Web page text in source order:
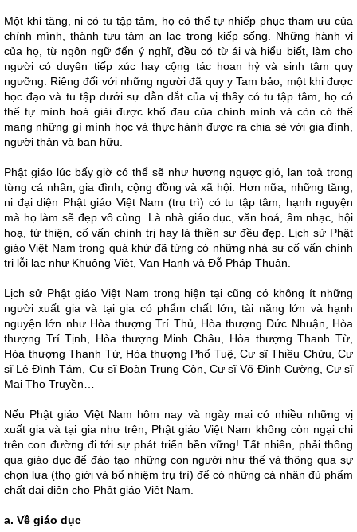
Một khi tăng, ni có tu tập tâm, họ có thể tự nhiếp phục tham ưu của
chính mình, thành tựu tâm an lạc trong kiếp sống. Những hành vi
của họ, từ ngôn ngữ đến ý nghĩ, đều có từ ái và hiểu biết, làm cho
người có duyên tiếp xúc hay cộng tác hoan hỷ và sinh tâm quy
ngưỡng. Riêng đối với những người đã quy y Tam bảo, một khi được
học đạo và tu tập dưới sự dẫn dắt của vị thầy có tu tập tâm, họ có
thể tự mình hoá giải được khổ đau của chính mình và còn có thể
mang những gì mình học và thực hành được ra chia sẻ với gia đình,
người thân và bạn hữu.
Phật giáo lúc bấy giờ có thể sẽ như hương ngược gió, lan toả trong
từng cá nhân, gia đình, cộng đồng và xã hội. Hơn nữa, những tăng,
ni đại diện Phật giáo Việt Nam (trụ trì) có tu tập tâm, hạnh nguyện
mà họ làm sẽ đẹp vô cùng. Là nhà giáo dục, văn hoá, âm nhạc, hội
hoạ, từ thiện, cố vấn chính trị hay là thiền sư đều đẹp. Lịch sử Phật
giáo Việt Nam trong quá khứ đã từng có những nhà sư cố vấn chính
trị lỗi lạc như Khuông Việt, Vạn Hạnh và Đỗ Pháp Thuận.
Lịch sử Phật giáo Việt Nam trong hiện tại cũng có không ít những
người xuất gia và tại gia có phẩm chất lớn, tài năng lớn và hạnh
nguyện lớn như Hòa thượng Trí Thủ, Hòa thượng Đức Nhuận, Hòa
thượng Trí Tịnh, Hòa thượng Minh Châu, Hòa thượng Thanh Từ,
Hòa thượng Thanh Tứ, Hòa thượng Phổ Tuệ, Cư sĩ Thiều Chửu, Cư
sĩ Lê Đình Tám, Cư sĩ Đoàn Trung Còn, Cư sĩ Võ Đình Cường, Cư sĩ
Mai Thọ Truyền…
Nếu Phật giáo Việt Nam hôm nay và ngày mai có nhiều những vị
xuất gia và tại gia như trên, Phật giáo Việt Nam không còn ngại chi
trên con đường đi tới sự phát triển bền vững! Tất nhiên, phải thông
qua giáo dục để đào tạo những con người như thế và thông qua sự
chọn lựa (thọ giới và bổ nhiệm trụ trì) để có những cá nhân đủ phẩm
chất đại diện cho Phật giáo Việt Nam.
a. Về giáo dục